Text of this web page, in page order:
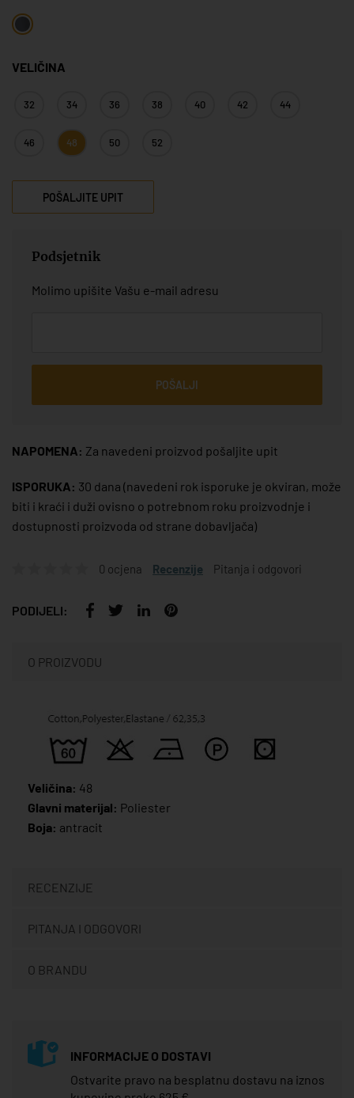
VELIČINA
32 34 36 38 40 42 44
46 48 50 52
POŠALJITE UPIT
Podsjetnik
Molimo upišite Vašu e-mail adresu
POŠALJI
NAPOMENA: Za navedeni proizvod pošaljite upit
ISPORUKA: 30 dana (navedeni rok isporuke je okviran, može
biti i kraći i duži ovisno o potrebnom roku proizvodnje i
dostupnosti proizvoda od strane dobavljača)
0 ocjena Recenzije Pitanja i odgovori
PODIJELI:
O PROIZVODU
Veličina: 48
Glavni materijal: Poliester
Boja: antracit
RECENZIJE
PITANJA I ODGOVORI
O BRANDU
INFORMACIJE O DOSTAVI
Ostvarite pravo na besplatnu dostavu na iznos